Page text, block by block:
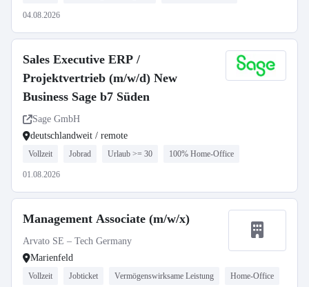
04.08.2026
Sales Executive ERP /
Projektvertrieb (m/w/d) New
Business Sage b7 Süden
Sage GmbH
deutschlandweit / remote
Vollzeit Jobrad Urlaub >= 30 100% Home-Office
01.08.2026
Management Associate (m/w/x)
Arvato SE – Tech Germany
Marienfeld
Vollzeit Jobticket Vermögenswirksame Leistung Home-Office